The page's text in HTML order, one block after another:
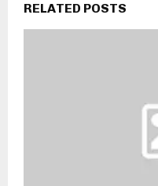
RELATED POSTS